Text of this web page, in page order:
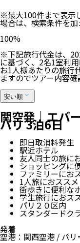
※最大100件まで表示
場合は、検索条件を加
100%
※下記旅行代金は、
に基づく、2名1室利
お1人様あたりの旅行
ますのでツアー内容
安い順
関空発｜エバ
パリ 3泊6日
即日取消料発生
駅近ホテル
友人同士の旅に
ショッピングに
ファミリーにお
1人旅におススメ
街歩きに便利な
学生旅行におス
パリ２０区内
スタンダードク
発着
空港 ： 関西空港 / パリ